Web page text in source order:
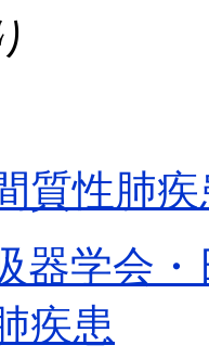
質性肺
器学会
疾患